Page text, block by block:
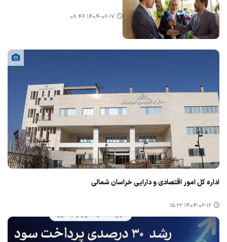
۱۴۰۴-۰۶-۱۷ ۰۸:۴۶
اداره کل امور اقتصادی و دارایی خراسان شمالی
۱۴۰۴-۰۶-۱۶ ۱۵:۲۲